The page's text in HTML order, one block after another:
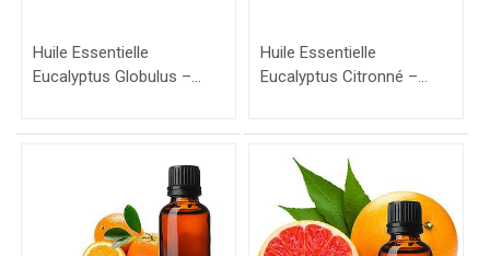
Huile Essentielle
Eucalyptus Globulus –
Huile Essentielle
Eucalyptus Citronné –